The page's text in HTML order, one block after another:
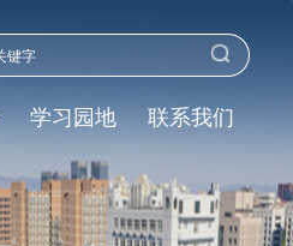
学习园地 联系我们